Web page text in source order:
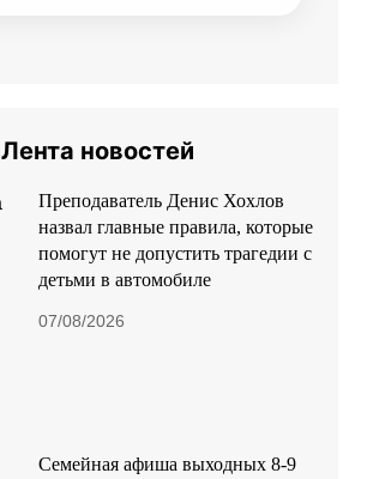
Лента новостей
Преподаватель Денис Хохлов
назвал главные правила, которые
помогут не допустить трагедии с
детьми в автомобиле
07/08/2026
Семейная афиша выходных 8-9